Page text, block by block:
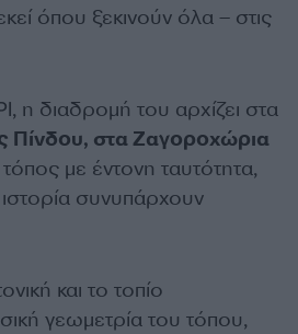
όπου ξεκινούν όλα – στις
η διαδρομή του αρχίζει στα
Πίνδου, στα Ζαγοροχώρια
με έντονη ταυτότητα,
συνυπάρχουν
και το τοπίο
γεωμετρία του τόπου,